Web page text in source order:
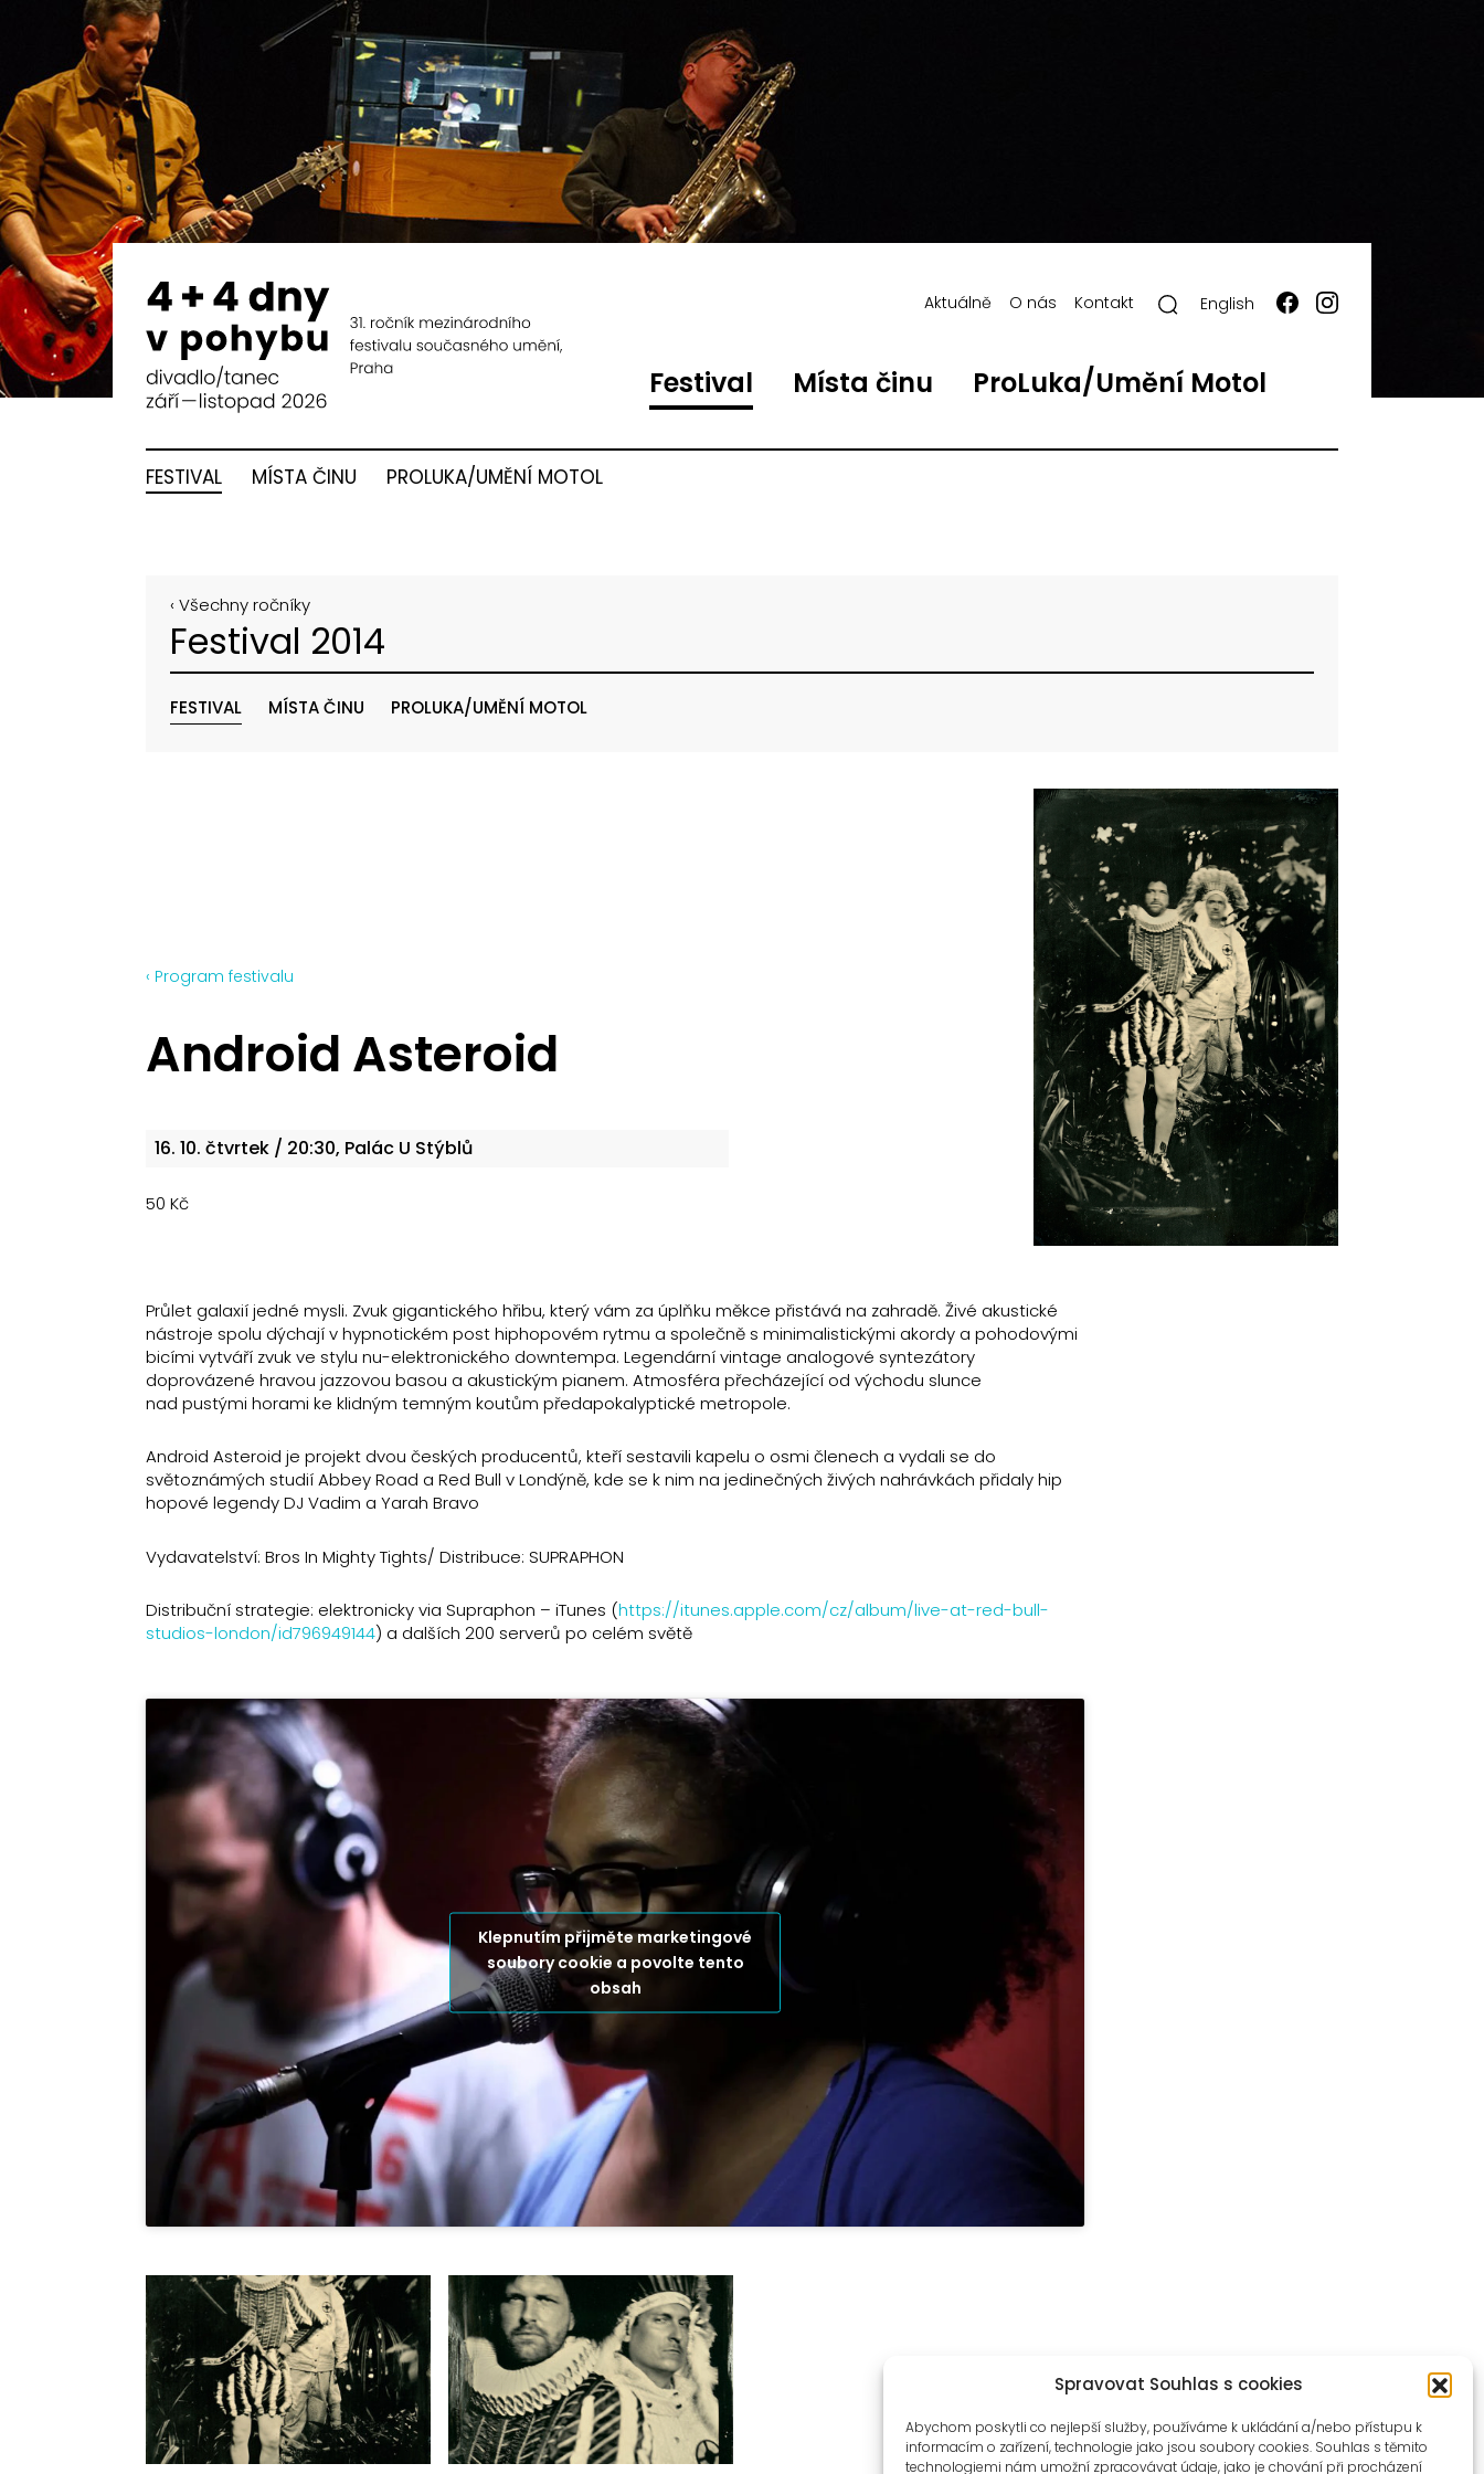
Spravovat Souhlas s cookies
Abychom poskytli co nejlepší služby, používáme k ukládání a/nebo přístupu k
informacím o zařízení, technologie jako jsou soubory cookies. Souhlas s těmito
technologiemi nám umožní zpracovávat údaje, jako je chování při procházení
Festival Místa činu ProLuka/Umění Motol
Aktuálně O nás Kontakt English
FESTIVAL MÍSTA ČINU PROLUKA/UMĚNÍ MOTOL
‹ Všechny ročníky
Festival 2014
FESTIVAL MÍSTA ČINU PROLUKA/UMĚNÍ MOTOL
‹ Program festivalu
Android Asteroid
16. 10. čtvrtek / 20:30, Palác U Stýblů
50 Kč
Průlet galaxií jedné mysli. Zvuk gigantického hřibu, který vám za úplňku měkce přistává na zahradě. Živé akustické
nástroje spolu dýchají v hypnotickém post hiphopovém rytmu a společně s minimalistickými akordy a pohodovými
bicími vytváří zvuk ve stylu nu-elektronického downtempa. Legendární vintage analogové syntezátory
doprovázené hravou jazzovou basou a akustickým pianem. Atmosféra přecházející od východu slunce
nad pustými horami ke klidným temným koutům předapokalyptické metropole.
Android Asteroid je projekt dvou českých producentů, kteří sestavili kapelu o osmi členech a vydali se do
světoznámých studií Abbey Road a Red Bull v Londýně, kde se k nim na jedinečných živých nahrávkách přidaly hip
hopové legendy DJ Vadim a Yarah Bravo
Vydavatelství: Bros In Mighty Tights/ Distribuce: SUPRAPHON
Distribuční strategie: elektronicky via Supraphon – iTunes (https://itunes.apple.com/cz/album/live-at-red-bull-
studios-london/id796949144) a dalších 200 serverů po celém světě
Klepnutím přijměte marketingové
soubory cookie a povolte tento
obsah